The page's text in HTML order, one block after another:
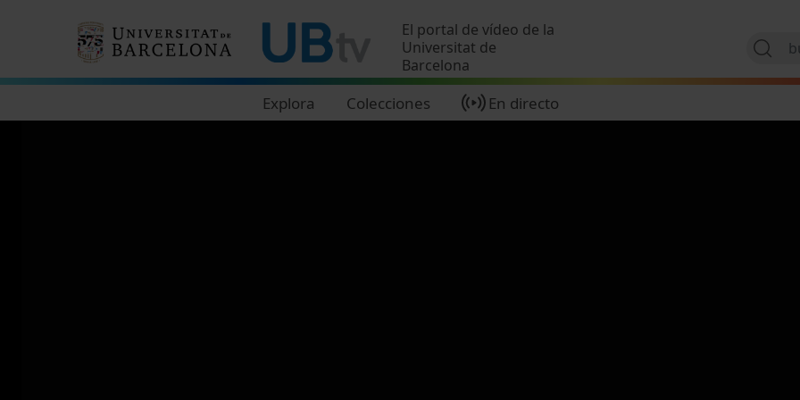
El portal de vídeo de la
Universitat de
Barcelona
Explora Colecciones En directo